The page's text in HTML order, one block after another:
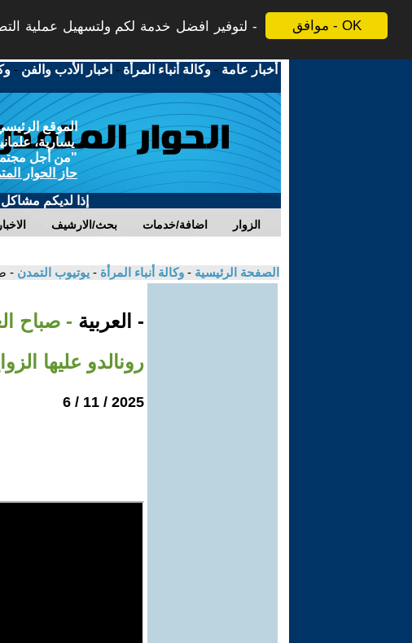
موافق - OK
لتوفير افضل خدمة لكم ولتسهيل عملية
أخبار عامة -وكالة أنباء المرأة - اخبار الأدب والفن -
الموقع
يسارية،
"من أجل
حاز الحوار
إذا لديكم
الاخبار بحث/الارشيف اضافة/خدمات الزوار
الصفحة الرئيسية - وكالة أنباء المرأة - يوتيوب التمدن -
- العربية - صباح
رونالدو عليها
2025 / 11 / 6